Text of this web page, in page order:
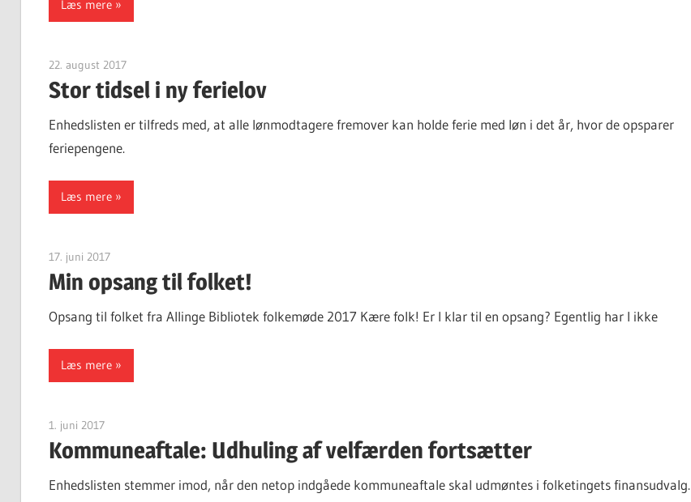
Læs mere
22. august 2017Finn Sørensen
Stor tidsel i ny ferielov
Enhedslisten er tilfreds med, at alle lønmodtagere fremover kan holde ferie med løn i det år, hvor de opsparer
feriepengene.
Læs mere
17. juni 2017Finn Sørensen
Min opsang til folket!
Opsang til folket fra Allinge Bibliotek folkemøde 2017 Kære folk! Er I klar til en opsang? Egentlig har I ikke
Læs mere
1. juni 2017Finn Sørensen
Kommuneaftale: Udhuling af velfærden fortsætter
Enhedslisten stemmer imod, når den netop indgåede kommuneaftale skal udmøntes i folketingets finansudvalg.